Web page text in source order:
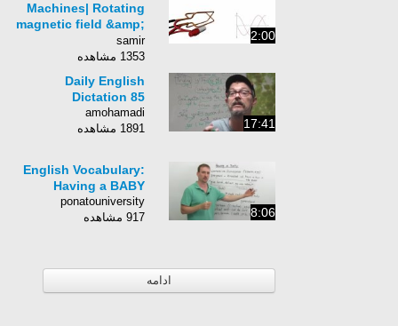
2:00
Machines| Rotating
magnetic field &amp;
Synchronous Speed
samir
1353 مشاهده
17:41
Daily English
Dictation 85
amohamadi
1891 مشاهده
8:06
English Vocabulary:
Having a BABY
ponatouniversity
917 مشاهده
ادامه